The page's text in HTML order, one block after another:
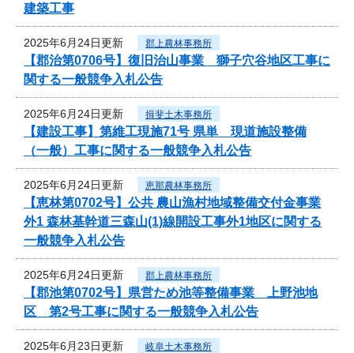
建築工事
2025年6月24日更新 郡上農林事務所
【郡治第0706号】復旧治山事業 獅子穴谷地区工事に
関する一般競争入札公告
2025年6月24日更新 揖斐土木事務所
【建設工事】第維工現施71号 県単 現道施設整備
（一般）工事に関する一般競争入札公告
2025年6月24日更新 恵那農林事務所
【恵林第0702号】公共 農山漁村地域整備交付金事業
外1 森林基幹道三森山(1)線開設工事外1地区に関する
一般競争入札公告
2025年6月24日更新 郡上農林事務所
【郡池第0702号】県営ため池等整備事業 上野池地
区 第2号工事に関する一般競争入札公告
2025年6月23日更新 岐阜土木事務所